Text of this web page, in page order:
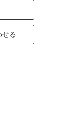
せる